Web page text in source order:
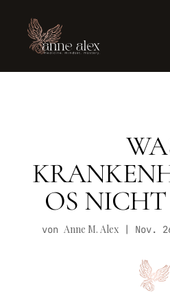
OS
von Anne M. Alex| Nov.